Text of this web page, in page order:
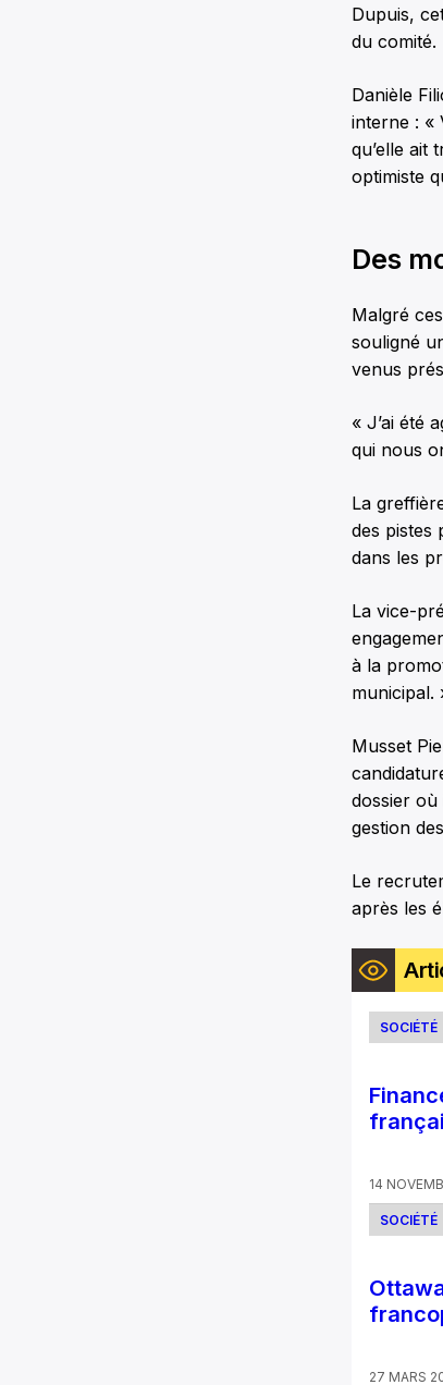
Dupuis,
du comité.
Danièle
interne : «
qu’elle ait
optimiste
Des
Malgré
souligné
venus
« J’ai été
qui nous
La
des pistes
dans les
La vice-
à la
municipal.
Musset
dossier
gestion
Le
après les
SOCIÉTÉ
14
SOCIÉTÉ
27 MARS